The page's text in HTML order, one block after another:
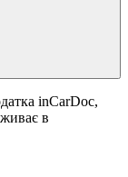
inCarDoc,
в